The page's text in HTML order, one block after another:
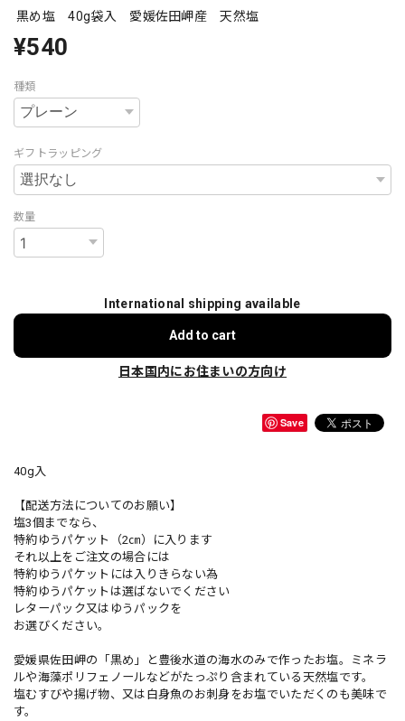
黒め塩 40g袋入 愛媛佐田岬産 天然塩
¥540
種類
ギフトラッピング
数量
International shipping available
Add to cart
日本国内にお住まいの方向け
Save
40g入
【配送方法についてのお願い】
塩3個までなら、
特約ゆうパケット（2㎝）に入ります
それ以上をご注文の場合には
特約ゆうパケットには入りきらない為
特約ゆうパケットは選ばないでください
レターパック又はゆうパックを
お選びください。
愛媛県佐田岬の「黒め」と豊後水道の海水のみで作ったお塩。ミネラ
ルや海藻ポリフェノールなどがたっぷり含まれている天然塩です。
塩むすびや揚げ物、又は白身魚のお刺身をお塩でいただくのも美味で
す。